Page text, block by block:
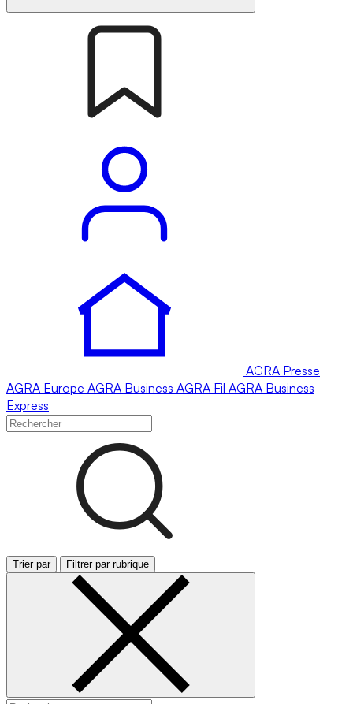
AGRA Presse
AGRA Europe AGRA Business AGRA Fil AGRA Business
Express
Trier par Filtrer par rubrique